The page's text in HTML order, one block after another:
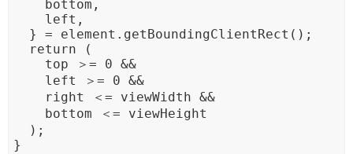
    bottom,
    left,
  } = element.getBoundingClientRect();
  return (
    top ＞= 0 &&
    left ＞= 0 &&
    right ＜= viewWidth &&
    bottom ＜= viewHeight
  );
}